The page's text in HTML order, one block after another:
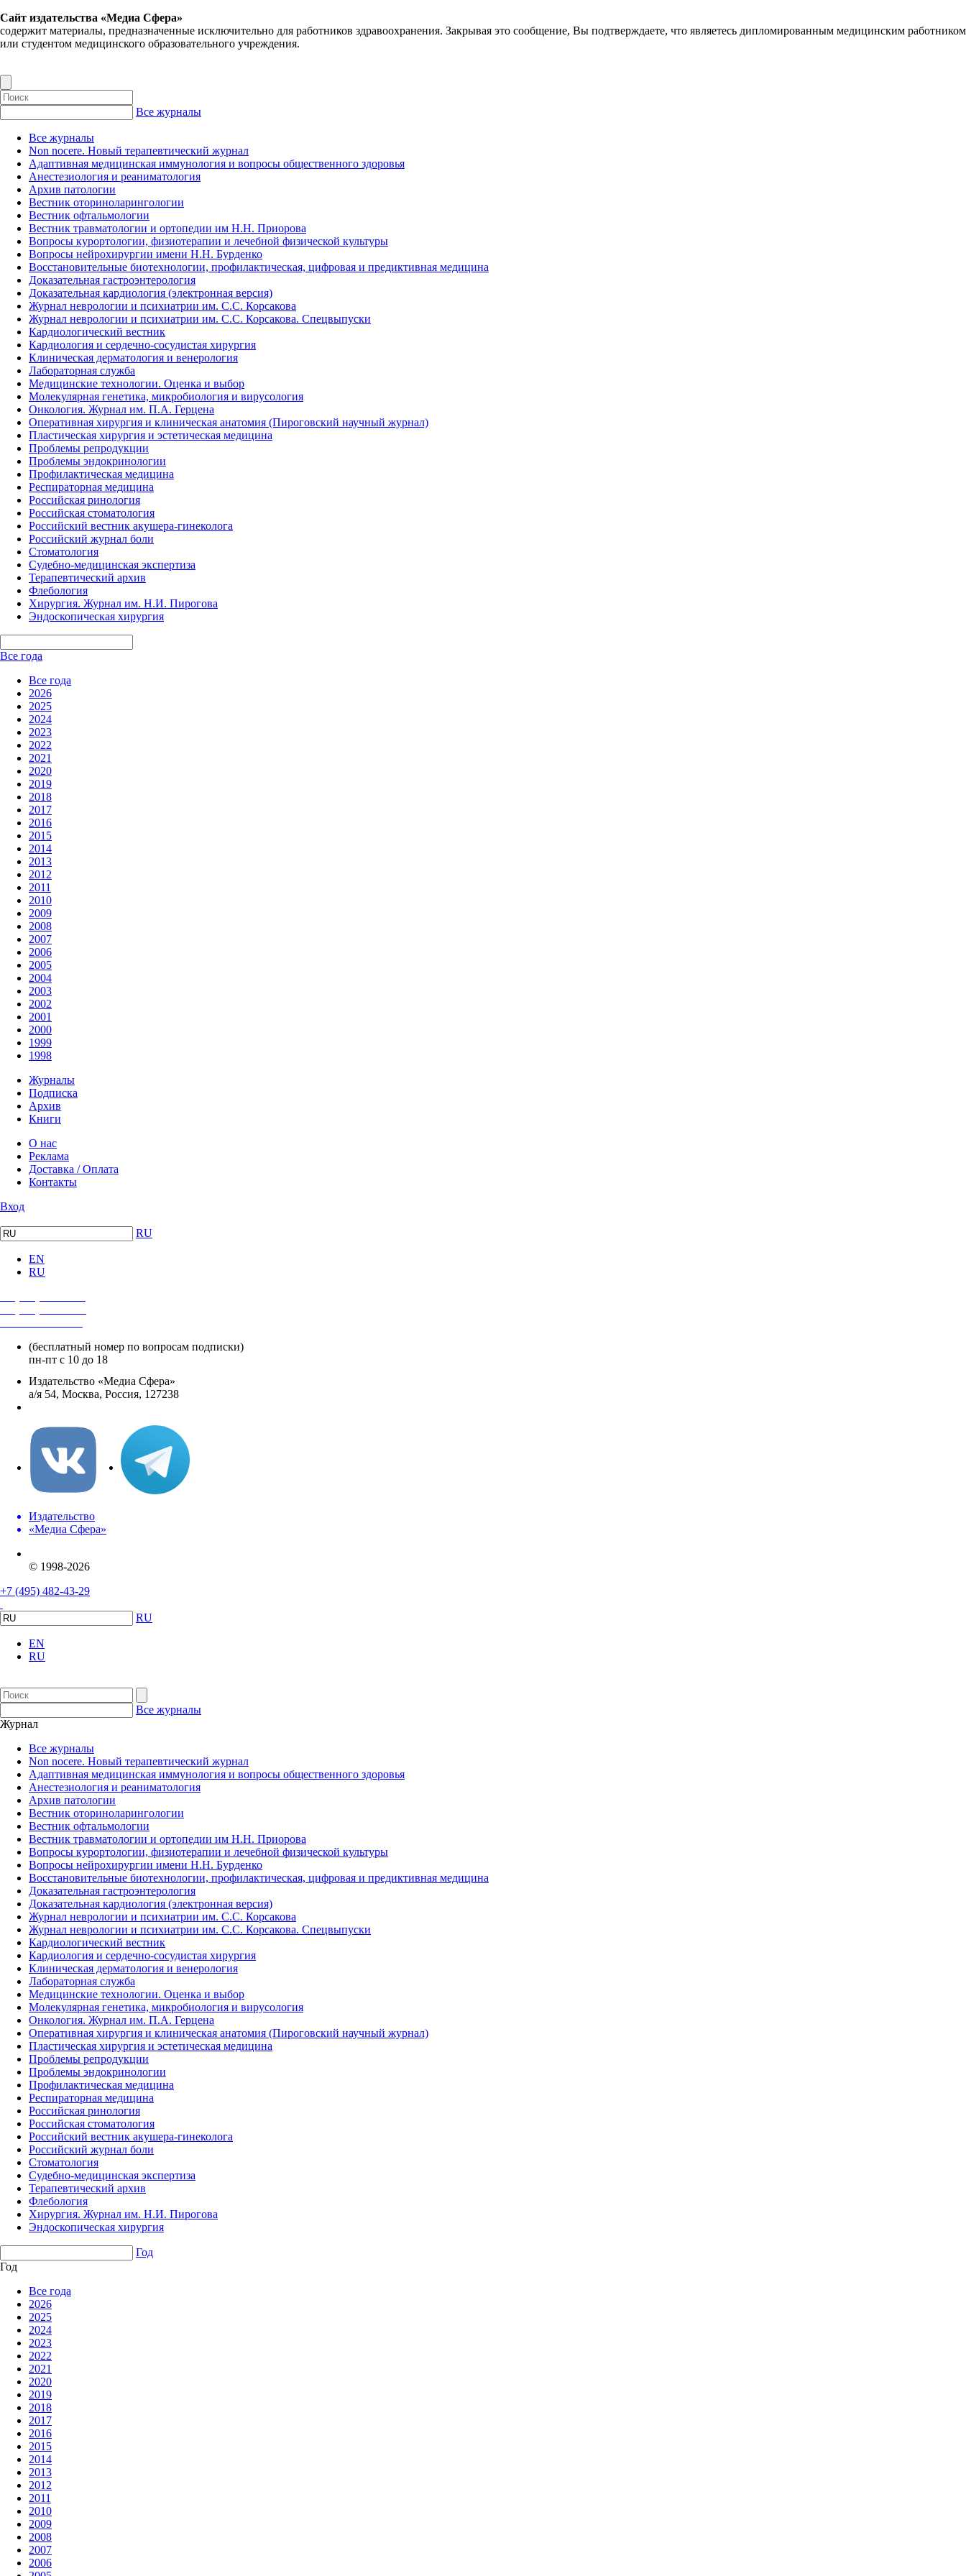
Сайт издательства «Медиа Сфера»
содержит материалы, предназначенные исключительно для работников здравоохранения. Закрывая это сообщение, Вы подтверждаете, что являетесь дипломированным медицинским работником
или студентом медицинского образовательного учреждения.
Все журналы
Все журналы
Non nocere. Новый терапевтический журнал
Адаптивная медицинская иммунология и вопросы общественного здоровья
Анестезиология и реаниматология
Архив патологии
Вестник оториноларингологии
Вестник офтальмологии
Вестник травматологии и ортопедии им Н.Н. Приорова
Вопросы курортологии, физиотерапии и лечебной физической культуры
Вопросы нейрохирургии имени Н.Н. Бурденко
Восстановительные биотехнологии, профилактическая, цифровая и предиктивная медицина
Доказательная гастроэнтерология
Доказательная кардиология (электронная версия)
Журнал неврологии и психиатрии им. С.С. Корсакова
Журнал неврологии и психиатрии им. С.С. Корсакова. Спецвыпуски
Кардиологический вестник
Кардиология и сердечно-сосудистая хирургия
Клиническая дерматология и венерология
Лабораторная служба
Медицинские технологии. Оценка и выбор
Молекулярная генетика, микробиология и вирусология
Онкология. Журнал им. П.А. Герцена
Оперативная хирургия и клиническая анатомия (Пироговский научный журнал)
Пластическая хирургия и эстетическая медицина
Проблемы репродукции
Проблемы эндокринологии
Профилактическая медицина
Респираторная медицина
Российская ринология
Российская стоматология
Российский вестник акушера-гинеколога
Российский журнал боли
Стоматология
Судебно-медицинская экспертиза
Терапевтический архив
Флебология
Хирургия. Журнал им. Н.И. Пирогова
Эндоскопическая хирургия
Все года
Все года
2026
2025
2024
2023
2022
2021
2020
2019
2018
2017
2016
2015
2014
2013
2012
2011
2010
2009
2008
2007
2006
2005
2004
2003
2002
2001
2000
1999
1998
Журналы
Подписка
Архив
Книги
О нас
Реклама
Доставка / Оплата
Контакты
Вход
RU
EN
RU
(бесплатный номер по вопросам подписки)
пн-пт с 10 до 18
Издательство «Медиа Сфера»
а/я 54, Москва, Россия, 127238
Издательство
«Медиа Сфера»
© 1998-2026
+7 (495) 482-43-29
RU
EN
RU
Все журналы
Журнал
Все журналы
Non nocere. Новый терапевтический журнал
Адаптивная медицинская иммунология и вопросы общественного здоровья
Анестезиология и реаниматология
Архив патологии
Вестник оториноларингологии
Вестник офтальмологии
Вестник травматологии и ортопедии им Н.Н. Приорова
Вопросы курортологии, физиотерапии и лечебной физической культуры
Вопросы нейрохирургии имени Н.Н. Бурденко
Восстановительные биотехнологии, профилактическая, цифровая и предиктивная медицина
Доказательная гастроэнтерология
Доказательная кардиология (электронная версия)
Журнал неврологии и психиатрии им. С.С. Корсакова
Журнал неврологии и психиатрии им. С.С. Корсакова. Спецвыпуски
Кардиологический вестник
Кардиология и сердечно-сосудистая хирургия
Клиническая дерматология и венерология
Лабораторная служба
Медицинские технологии. Оценка и выбор
Молекулярная генетика, микробиология и вирусология
Онкология. Журнал им. П.А. Герцена
Оперативная хирургия и клиническая анатомия (Пироговский научный журнал)
Пластическая хирургия и эстетическая медицина
Проблемы репродукции
Проблемы эндокринологии
Профилактическая медицина
Респираторная медицина
Российская ринология
Российская стоматология
Российский вестник акушера-гинеколога
Российский журнал боли
Стоматология
Судебно-медицинская экспертиза
Терапевтический архив
Флебология
Хирургия. Журнал им. Н.И. Пирогова
Эндоскопическая хирургия
Год
Год
Все года
2026
2025
2024
2023
2022
2021
2020
2019
2018
2017
2016
2015
2014
2013
2012
2011
2010
2009
2008
2007
2006